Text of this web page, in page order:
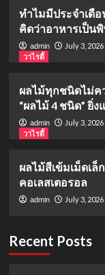
ทำไมมีประจำเดื
คิดว่าอาหารเป็น
admin
July 3, 2026
วาไรตี้
ผลไม้ทุกชนิดไม่ค
“ผลไม้ 4 ชนิด” ยิ่
admin
July 3, 2026
วาไรตี้
ผลไม้สีเข้มเม็ดเ
คอเลสเตอรอล
admin July 3, 2026
Recent Posts